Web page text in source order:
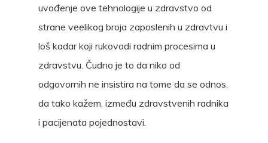
uvođenje ove tehnologije u zdravstvo od
strane veelikog broja zaposlenih u zdravtvu i
loš kadar koji rukovodi radnim procesima u
zdravstvu. Čudno je to da niko od
odgovornih ne insistira na tome da se odnos,
da tako kažem, između zdravstvenih radnika
i pacijenata pojednostavi.